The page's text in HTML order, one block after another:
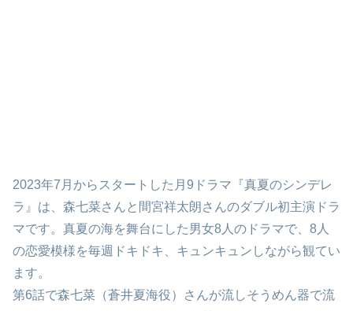
2023年7月からスタートした月9ドラマ『真夏のシンデレ
ラ』は、森七菜さんと間宮祥太朗さんのダブル初主演ドラ
マです。真夏の海を舞台にした男女8人のドラマで、8人
の恋愛模様を毎週ドキドキ、キュンキュンしながら観てい
ます。
第6話で森七菜（蒼井夏海役）さんが流しそうめん器で流